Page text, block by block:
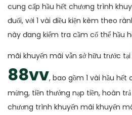
cung cấp hầu hết chương trình
đuối, với 1 vài điều kiện kèm theo
này đang kiểm tra cầm cố thể hầu
mãi khuyến mãi vẫn sở hữu trước tại
88vv, bao gồm 1 vài hầu
mừng, tiền thưởng nạp tiền, hoàn
chương trình khuyến mãi khuyến